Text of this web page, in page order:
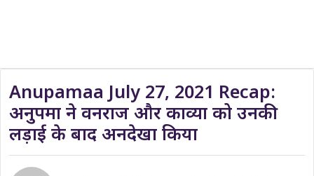
Anupamaa July 27, 2021 Recap:
अनुपमा ने वनराज और काव्या को उनकी
लड़ाई के बाद अनदेखा किया